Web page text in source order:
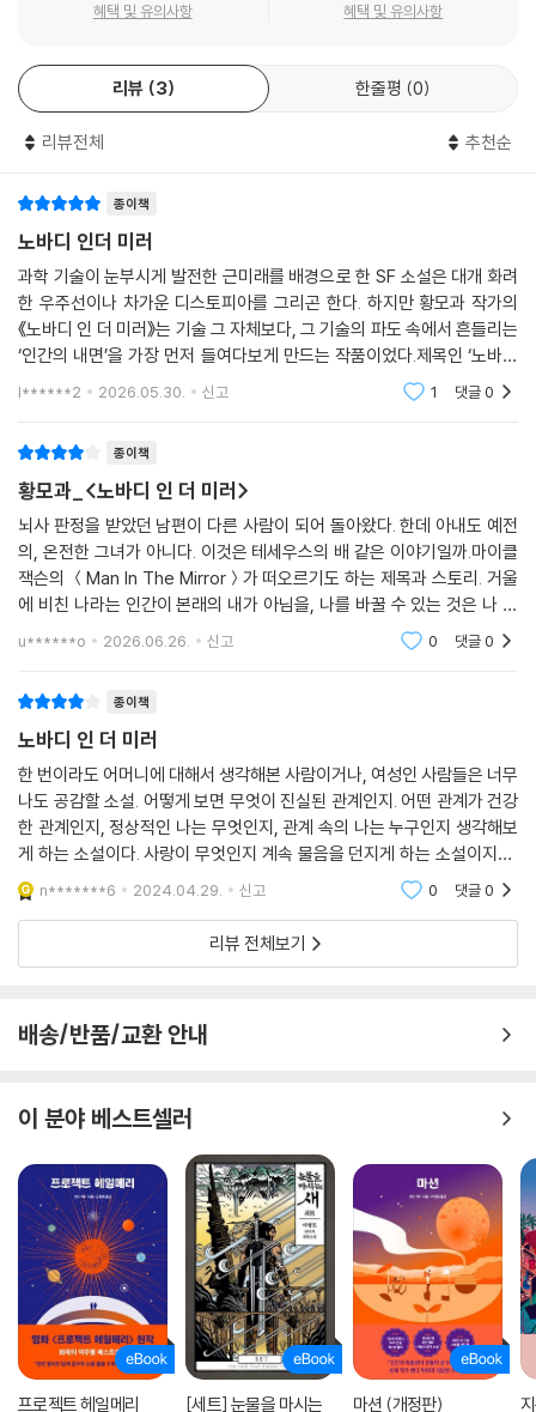
혜택 및 유의사항 혜택 및 유의사항
리뷰 3 한줄평 0
리뷰전체 추천순
종이책
노바디 인더 미러
과학 기술이 눈부시게 발전한 근미래를 배경으로 한 SF 소설은 대개 화려
한 우주선이나 차가운 디스토피아를 그리곤 한다. 하지만 황모과 작가의
《노바디 인 더 미러》는 기술 그 자체보다, 그 기술의 파도 속에서 흔들리는
‘인간의 내면’을 가장 먼저 들여다보게 만드는 작품이었다.제목인 ‘노바디
인 더 미러(Nobody in the Mirror)’는 직역하면 ‘거울 속의 아무도 없
l******2 2026.05.30. 신고 1 댓글0
종이책
황모과_<노바디 인 더 미러>
뇌사 판정을 받았던 남편이 다른 사람이 되어 돌아왔다. 한데 아내도 예전
의, 온전한 그녀가 아니다. 이것은 테세우스의 배 같은 이야기일까.마이클
잭슨의 ＜Man In The Mirror＞가 떠오르기도 하는 제목과 스토리. 거울
에 비친 나라는 인간이 본래의 내가 아님을, 나를 바꿀 수 있는 것은 나 자
신임을 역설하는 이야기로도 읽힌다.'안녕'이란 말이 누군가를 만났을 때
u******o 2026.06.26. 신고 0 댓글0
종이책
노바디 인 더 미러
한 번이라도 어머니에 대해서 생각해본 사람이거나, 여성인 사람들은 너무
나도 공감할 소설. 어떻게 보면 무엇이 진실된 관계인지. 어떤 관계가 건강
한 관계인지, 정상적인 나는 무엇인지, 관계 속의 나는 누구인지 생각해보
게 하는 소설이다. 사랑이 무엇인지 계속 물음을 던지게 하는 소설이지만,
오히려 답을 주지 않음으로써 무엇이 사랑인지 알게 해주는 소설같았다.
과연 우리는 우
n*******6 2024.04.29. 신고 0 댓글0
리뷰 전체보기
배송/반품/교환 안내
이 분야 베스트셀러
프로젝트 헤일메리
[세트] 눈물을 마시는
마션 (개정판)